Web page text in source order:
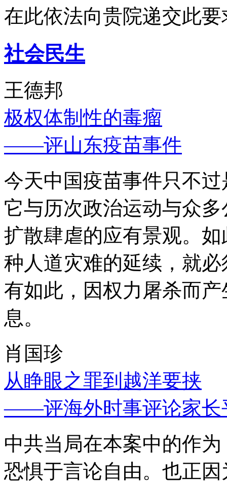
在此依法向贵院递交此要
社会民生
王德邦
极权体制性的毒瘤
——评山东疫苗事件
今天中国疫苗事件只不
它与历次政治运动与众
扩散肆虐的应有景观。
种人道灾难的延续，就
有如此，因权力屠杀而
息。
肖国珍
从睁眼之罪到越洋要挟
——评海外时事评论家长
中共当局在本案中的作
恐惧于言论自由。也正